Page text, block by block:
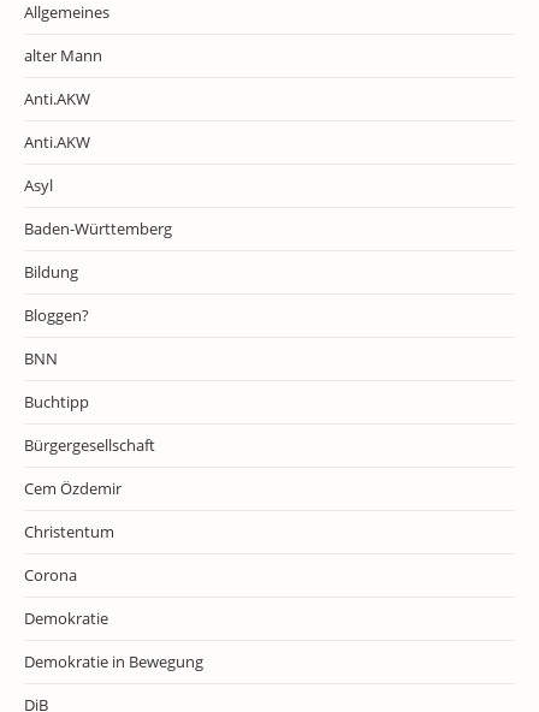
Allgemeines
alter Mann
Anti.AKW
Anti.AKW
Asyl
Baden-Württemberg
Bildung
Bloggen?
BNN
Buchtipp
Bürgergesellschaft
Cem Özdemir
Christentum
Corona
Demokratie
Demokratie in Bewegung
DiB